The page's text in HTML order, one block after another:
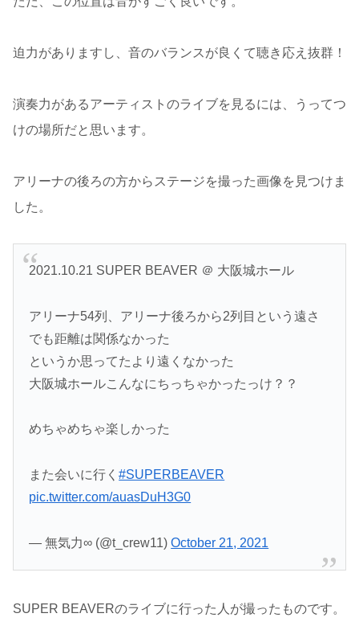
迫力がありますし、音のバランスが良くて聴き応え抜群！
演奏力があるアーティストのライブを見るには、うってつ
けの場所だと思います。
アリーナの後ろの方からステージを撮った画像を見つけま
した。
2021.10.21 SUPER BEAVER ＠ 大阪城ホール
アリーナ54列、アリーナ後ろから2列目という遠さ
でも距離は関係なかった
というか思ってたより遠くなかった
大阪城ホールこんなにちっちゃかったっけ？？
めちゃめちゃ楽しかった
また会いに行く#SUPERBEAVER
pic.twitter.com/auasDuH3G0
— 無気力∞ (@t_crew11)October 21, 2021
SUPER BEAVERのライブに行った人が撮ったものです。